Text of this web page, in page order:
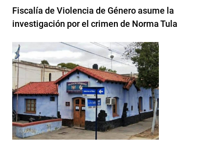
Fiscalía de Violencia de Género asume la
investigación por el crimen de Norma Tula